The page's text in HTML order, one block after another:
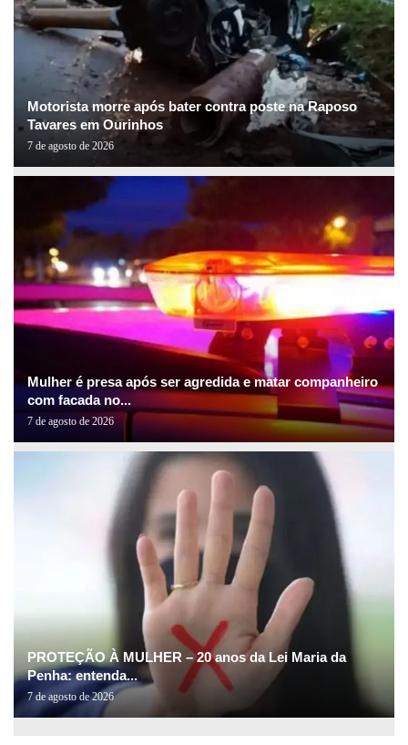
Motorista morre após bater contra poste na Raposo
Tavares em Ourinhos
7 de agosto de 2026
Mulher é presa após ser agredida e matar companheiro
com facada no...
7 de agosto de 2026
PROTEÇÃO À MULHER – 20 anos da Lei Maria da
Penha: entenda...
7 de agosto de 2026